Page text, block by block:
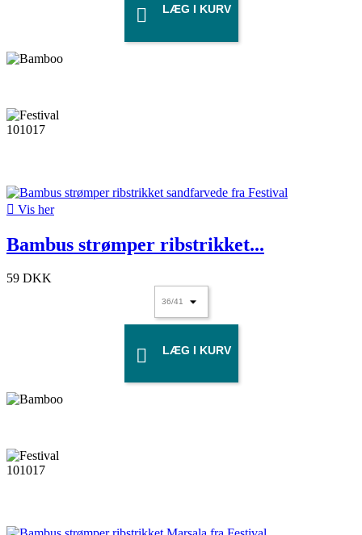
 LÆG I KURV
 Vis her
Bambus strømper ribstrikket...
59 DKK
 LÆG I KURV